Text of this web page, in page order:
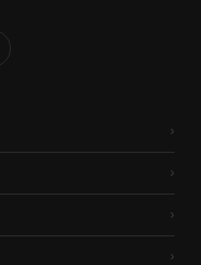
›
›
›
›